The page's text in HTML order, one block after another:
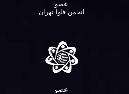
عضو
انجمن فاوا تهران
عضو